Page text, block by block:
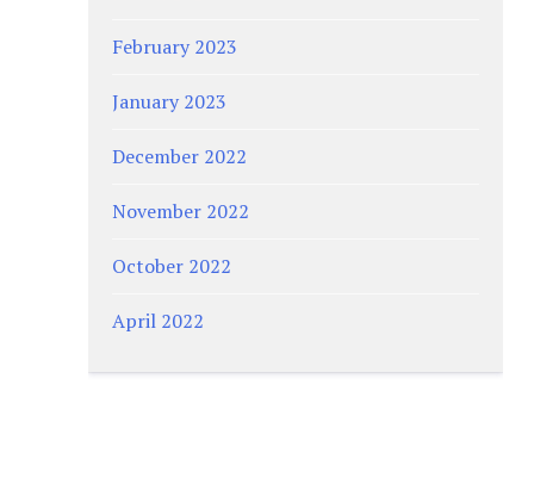
February 2023
January 2023
December 2022
November 2022
October 2022
April 2022